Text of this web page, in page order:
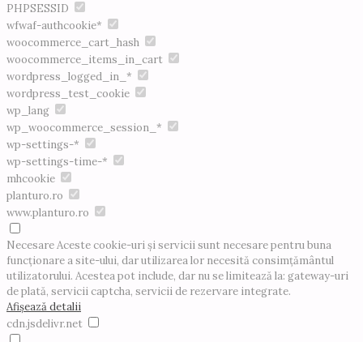
PHPSESSID
wfwaf-authcookie*
woocommerce_cart_hash
woocommerce_items_in_cart
wordpress_logged_in_*
wordpress_test_cookie
wp_lang
wp_woocommerce_session_*
wp-settings-*
wp-settings-time-*
mhcookie
planturo.ro
www.planturo.ro
NecesareAceste cookie-uri și servicii sunt necesare pentru buna
funcționare a site-ului, dar utilizarea lor necesită consimțământul
utilizatorului. Acestea pot include, dar nu se limitează la: gateway-uri
de plată, servicii captcha, servicii de rezervare integrate.
Afișează detalii
cdn.jsdelivr.net